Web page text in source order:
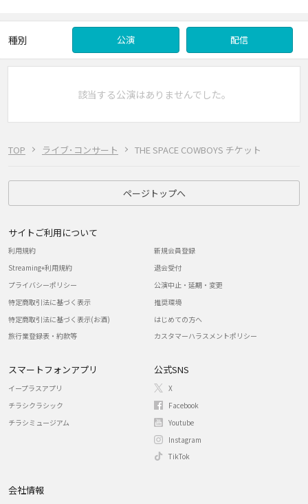
TOP ライブ･コンサート THE SPACE COWBOYS チケット
種別 公演 配信
該当する公演はありませんでした。
ページトップへ
サイトご利用について
利用規約
Streaming+利用規約
プライバシーポリシー
特定商取引法に基づく表示
特定商取引法に基づく表示(お酒)
旅行業登録表・約款等
新規会員登録
退会受付
公演中止・延期・変更
推奨環境
はじめての方へ
カスタマーハラスメントポリシー
スマートフォンアプリ
イープラスアプリ
チラシクラシック
チラシミュージアム
公式SNS
X
Facebook
Youtube
Instagram
TikTok
会社情報